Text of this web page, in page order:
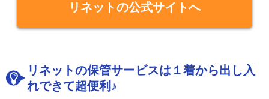
リネットの公式サイトへ
リネットの保管サービスは１着から出し入
れできて超便利♪